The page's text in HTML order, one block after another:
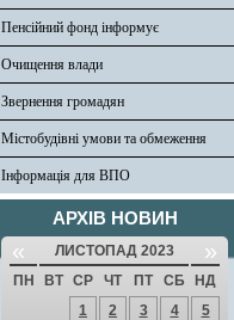
Пенсійний фонд інформує
Очищення влади
Звернення громадян
Містобудівні умови та обмеження
Інформація для ВПО
АРХІВ НОВИН
« ЛИСТОПАД 2023 »
ПН ВТ СР ЧТ ПТ СБ
НД
1
2 3 4
5